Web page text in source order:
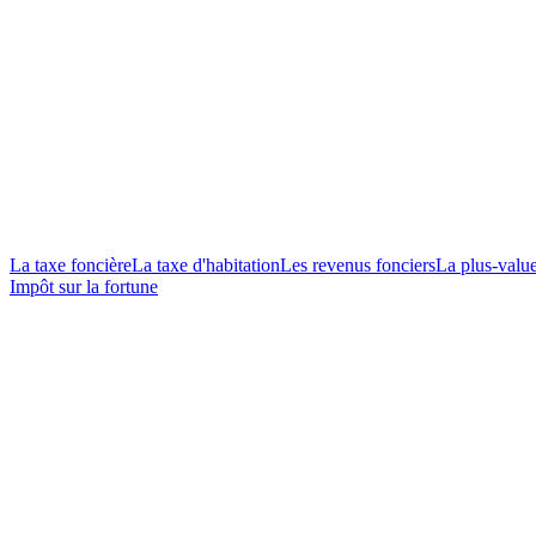
La taxe foncièreLa taxe d'habitationLes revenus fonciersLa plus-
Impôt sur la fortune